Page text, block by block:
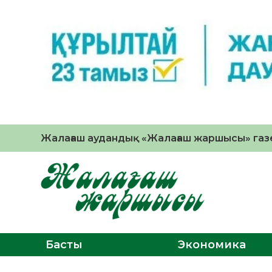
Жалағаш аудандық «Жалағаш жаршысы»
Басты Экономика